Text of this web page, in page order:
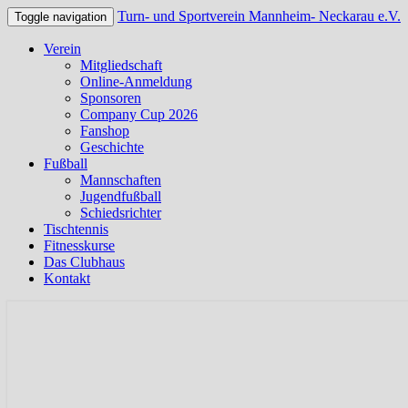
Toggle navigation Turn- und Sportverein Mannheim- Neckarau e.V.
Verein
Mitgliedschaft
Online-Anmeldung
Sponsoren
Company Cup 2026
Fanshop
Geschichte
Fußball
Mannschaften
Jugendfußball
Schiedsrichter
Tischtennis
Fitnesskurse
Das Clubhaus
Kontakt